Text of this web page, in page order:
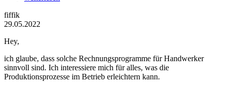
fiffik
29.05.2022
Hey,
ich glaube, dass solche Rechnungsprogramme für Handwerker
sinnvoll sind. Ich interessiere mich für alles, was die
Produktionsprozesse im Betrieb erleichtern kann.